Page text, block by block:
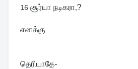
16 சூர்யா நடிகரா,?
எனக்கு
தெரியாதே-